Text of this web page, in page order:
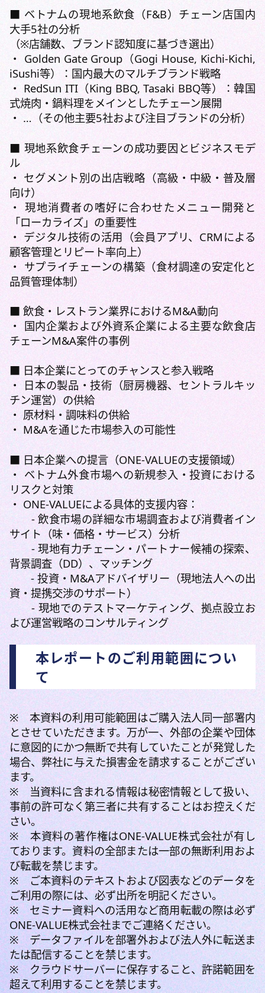
■ ベトナムの現地系飲食（F&B）チェーン店国内
大手5社の分析
（※店舗数、ブランド認知度に基づき選出）
・ Golden Gate Group（Gogi House, Kichi-Kichi,
iSushi等）：国内最大のマルチブランド戦略
・ RedSun ITI（King BBQ, Tasaki BBQ等）：韓国
式焼肉・鍋料理をメインとしたチェーン展開
・ …（その他主要5社および注目ブランドの分析）
■ 現地系飲食チェーンの成功要因とビジネスモデ
ル
・ セグメント別の出店戦略（高級・中級・普及層
向け）
・ 現地消費者の嗜好に合わせたメニュー開発と
「ローカライズ」の重要性
・ デジタル技術の活用（会員アプリ、CRMによる
顧客管理とリピート率向上）
・ サプライチェーンの構築（食材調達の安定化と
品質管理体制）
■ 飲食・レストラン業界におけるM&A動向
・ 国内企業および外資系企業による主要な飲食店
チェーンM&A案件の事例
■ 日本企業にとってのチャンスと参入戦略
・ 日本の製品・技術（厨房機器、セントラルキッ
チン運営）の供給
・ 原材料・調味料の供給
・ M&Aを通じた市場参入の可能性
■ 日本企業への提言（ONE-VALUEの支援領域）
・ ベトナム外食市場への新規参入・投資における
リスクと対策
・ ONE-VALUEによる具体的支援内容：
- 飲食市場の詳細な市場調査および消費者イン
サイト（味・価格・サービス）分析
- 現地有力チェーン・パートナー候補の探索、
背景調査（DD）、マッチング
- 投資・M&Aアドバイザリー（現地法人への出
資・提携交渉のサポート）
- 現地でのテストマーケティング、拠点設立お
よび運営戦略のコンサルティング
本レポートのご利用範囲につい
て
※ 本資料の利用可能範囲はご購入法人同一部署内
とさせていただきます。万が一、外部の企業や団体
に意図的にかつ無断で共有していたことが発覚した
場合、弊社に与えた損害金を請求することがござい
ます。
※ 当資料に含まれる情報は秘密情報として扱い、
事前の許可なく第三者に共有することはお控えくだ
さい。
※ 本資料の著作権はONE-VALUE株式会社が有し
ております。資料の全部または一部の無断利用およ
び転載を禁じます。
※ ご本資料のテキストおよび図表などのデータを
ご利用の際には、必ず出所を明記ください。
※ セミナー資料への活用など商用転載の際は必ず
ONE-VALUE株式会社までご連絡ください。
※ データファイルを部署外および法人外に転送ま
たは配信することを禁じます。
※ クラウドサーバーに保存すること、許諾範囲を
超えて利用することを禁じます。